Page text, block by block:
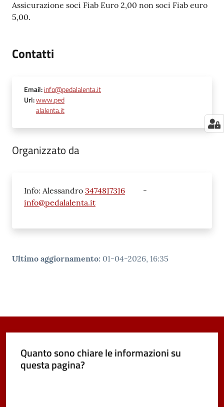
Assicurazione soci Fiab Euro 2,00 non soci Fiab euro
5,00.
Contatti
Email:info@pedalalenta.it
Url:www.ped
alalenta.it
Organizzato da
Info: Alessandro 3474817316
-
info@pedalalenta.it
Ultimo aggiornamento: 01-04-2026, 16:35
Quanto sono chiare le informazioni su
questa pagina?